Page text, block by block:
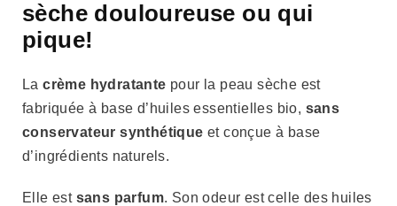
sèche douloureuse ou qui
pique!
Lacrème hydratante pour la peau sèche est
fabriquée à base d’huiles essentielles bio, sans
conservateur synthétique et conçue à base
d’ingrédients naturels.
Elle est sans parfum. Son odeur est celle des huiles